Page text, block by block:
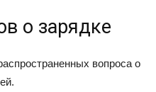
о зарядке
вопроса о